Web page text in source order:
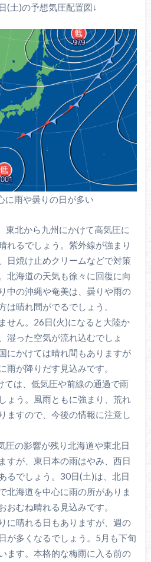
(土)の予想気圧配置図↓
に雨や曇りの日が多い
東北から九州にかけて高気圧に
れるでしょう。紫外線が強まり
日焼け止めクリームなどで対策
北海道の天気も徐々に回復に向
中の沖縄や奄美は、曇りや雨の
は晴れ間がでるでしょう。
せん。26日(火)になると大陸か
湿った空気が流れ込むでしょ
にかけては晴れ間もありますが
雨が降りだす見込みです。
ては、低気圧や前線の通過で雨
ょう。風雨ともに強まり、荒れ
ますので、今後の情報に注意し
圧の影響が残り北海道や東北日
すが、東日本の雨はやみ、西日
るでしょう。30日(土)は、北日
北海道を中心に雨の所がありま
おむね晴れる見込みです。
に晴れる日もありますが、週の
が多くなるでしょう。5月も下旬
ます。本格的な梅雨に入る前の